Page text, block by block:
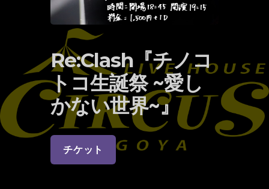
Re:Clash『チノコ
トコ生誕祭 ~愛し
かない世界~』
チケット